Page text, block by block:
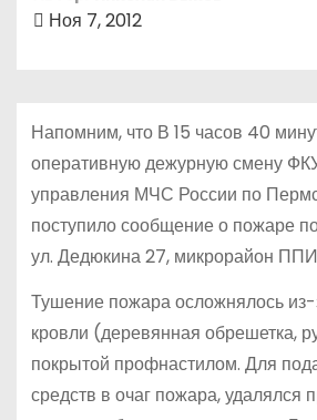
Ноя 7, 2012
Напомним, что В 15 часов 40
оперативную дежурную смену
управления МЧС России по
поступило сообщение о пожаре
ул. Дедюкина 27, микрорайон
Тушение пожара осложнялось
кровли (деревянная обрешетка,
покрытой профнастилом. Для
средств в очаг пожара, удалялся